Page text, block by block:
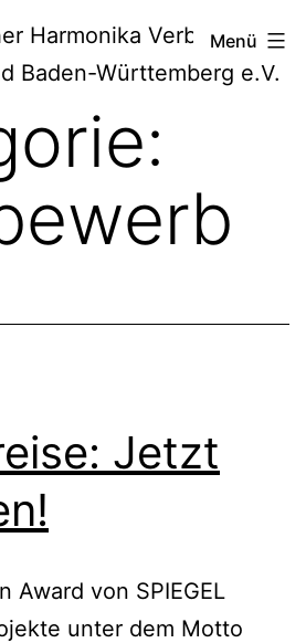
Menü
Jetzt
Award von SPIEGEL
unter dem Motto